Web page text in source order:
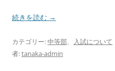
続きを読む →
カテゴリー:中等部、 入試について
者:tanaka-admin